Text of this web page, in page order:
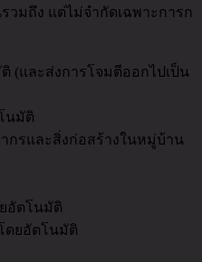
วมถึง แต่ไม่จำกัดเฉพาะการก
(และส่งการโจมตีออกไปเป็น
นมัติ
กรและสิ่งก่อสร้างในหมู่บ้าน
อัตโนมัติ
ดยอัตโนมัติ